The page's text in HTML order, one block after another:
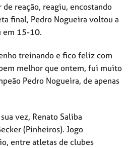
reação, reagiu, encostando
final, Pedro Nogueira voltou a
em 15-10.
treinando e fico feliz com
melhor que ontem, fui muito
Pedro Nogueira, de apenas
vez, Renato Saliba
(Pinheiros). Jogo
entre atletas de clubes